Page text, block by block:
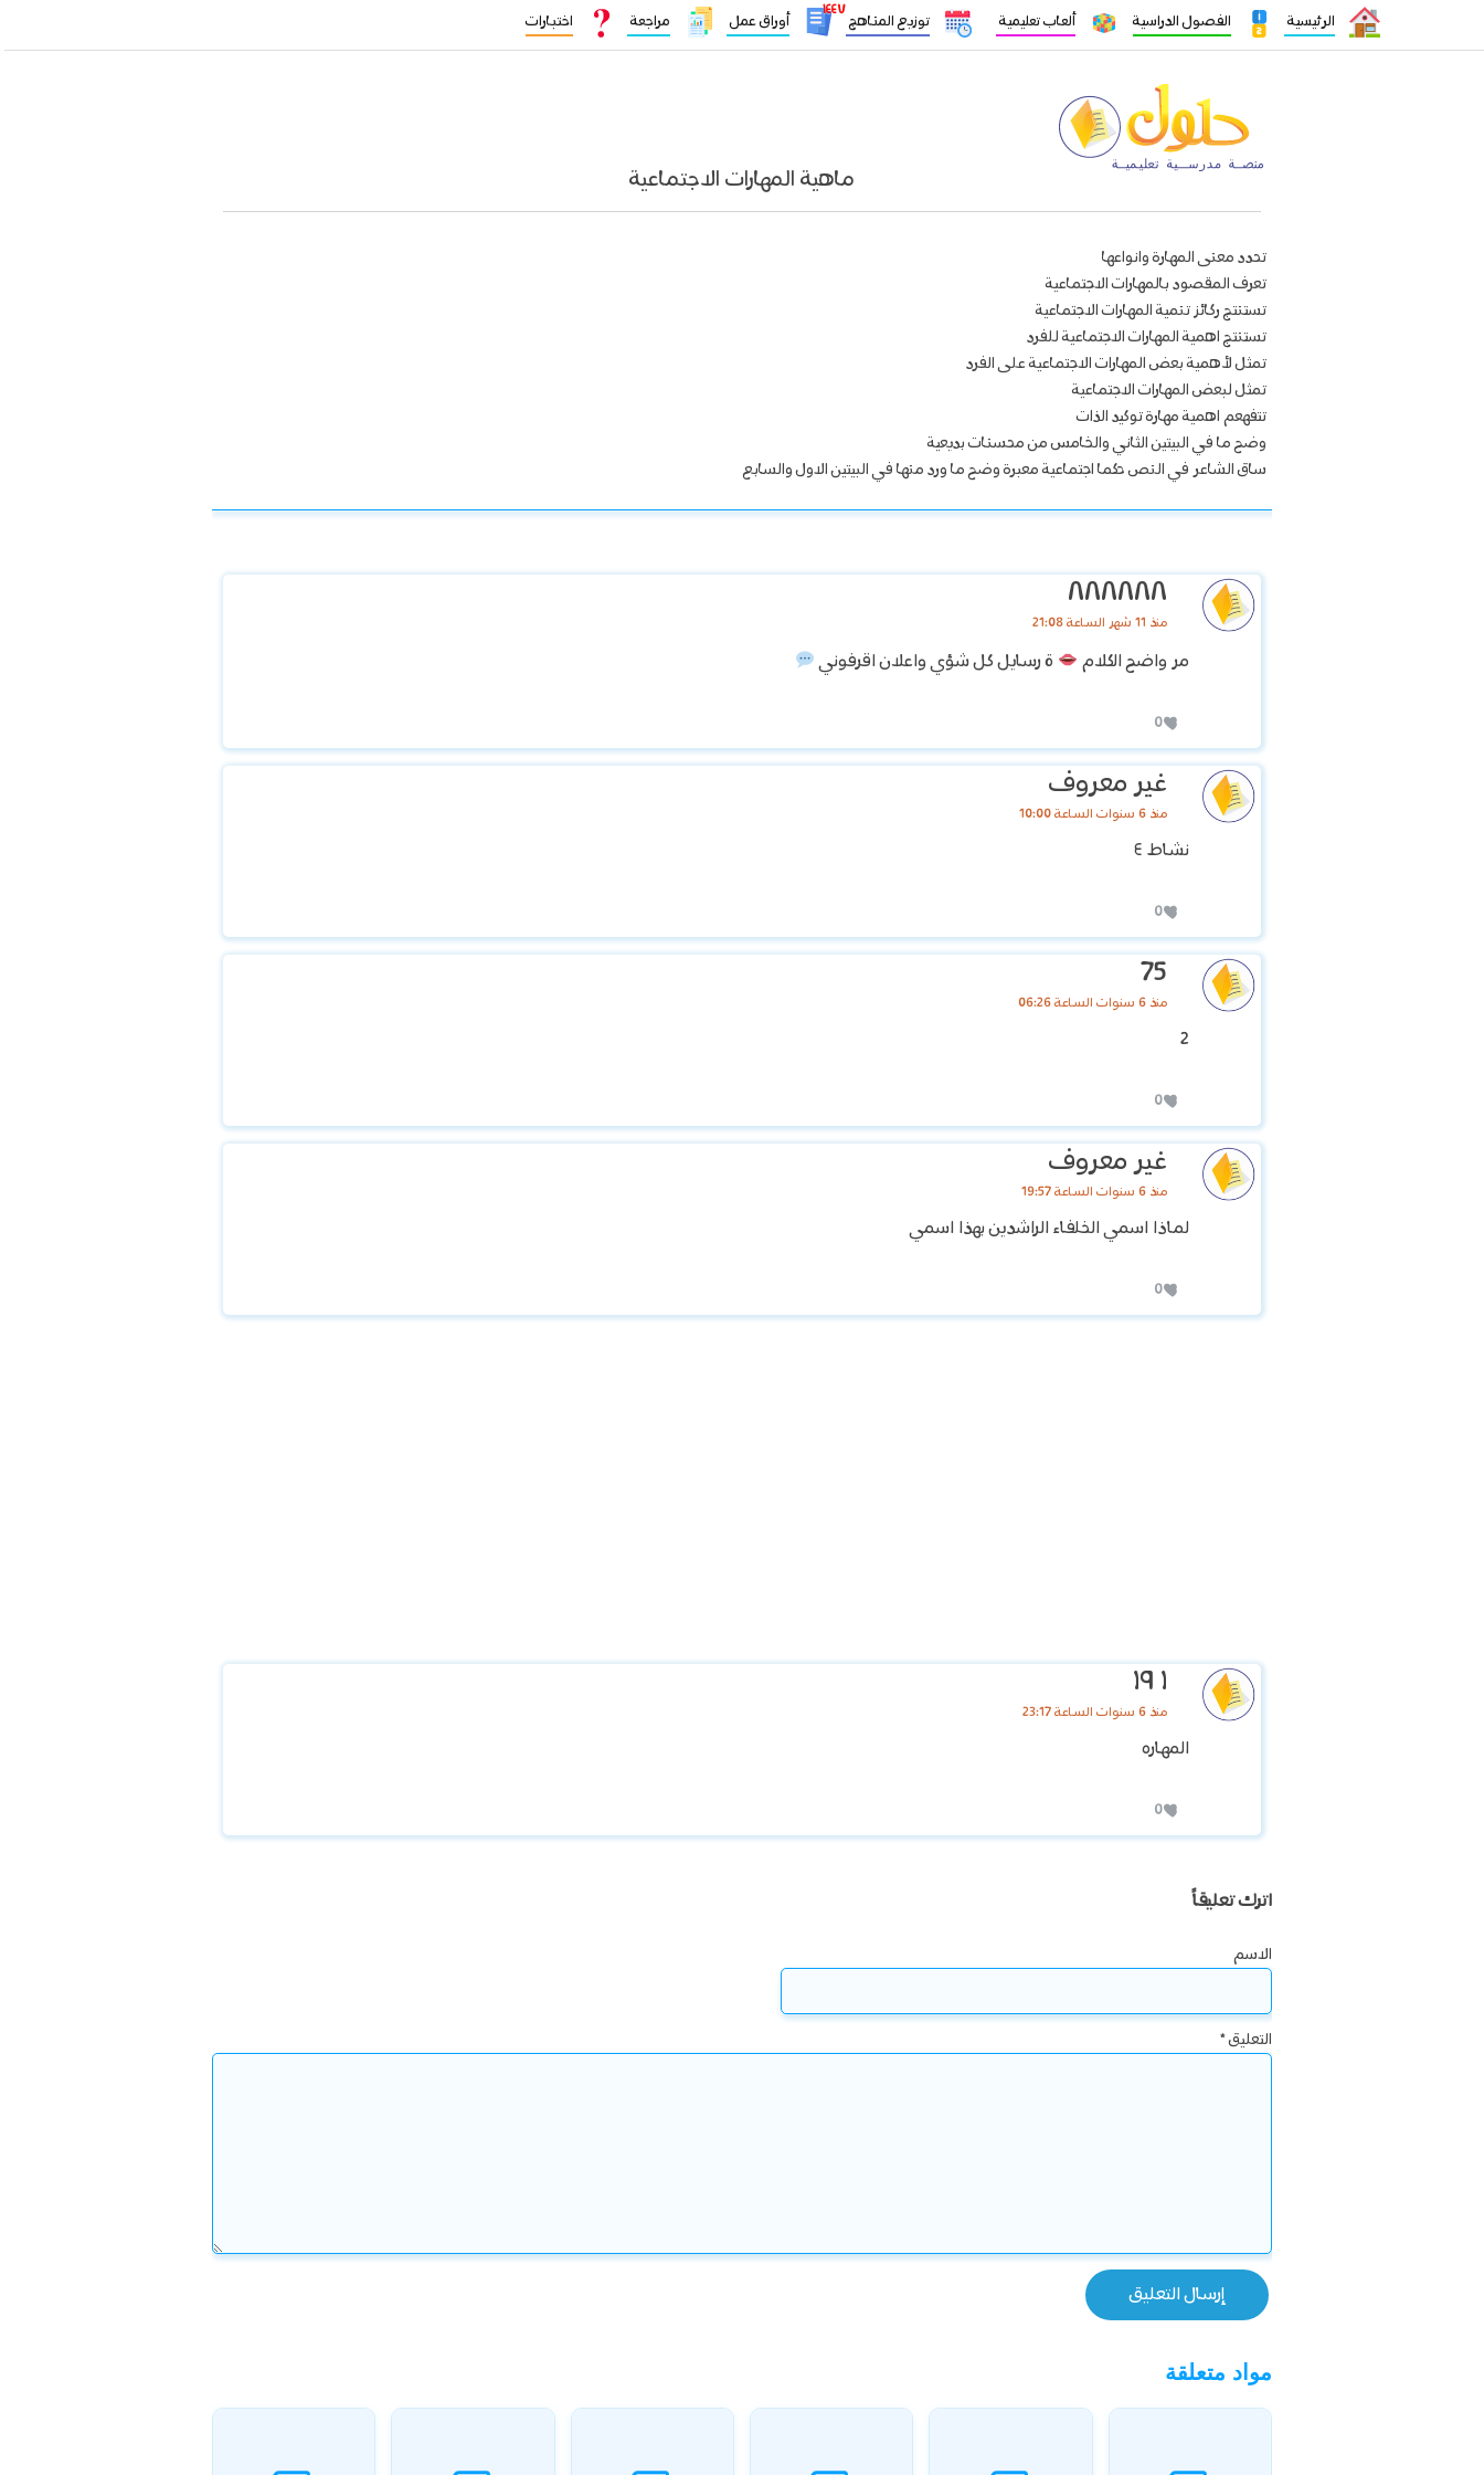
الرئيسية الفصول الدراسية ألعاب تعليمية توزيع المناهج
١٤٤٧
أوراق عمل مراجعة اختبارات
ماهية المهارات الاجتماعية
تحدد معنى المهارة وانواعها
تعرف المقصود بالمهارات الاجتماعية
تستنتج ركائز تنمية المهارات الاجتماعية
تستنتج اهمية المهارات الاجتماعية للفرد
تمثل لأهمية بعض المهارات الاجتماعية على الفرد
تمثل لبعض المهارات الاجتماعية
تتفهعم اهمية مهارة توكيد الذات
وضح ما في البيتين الثاني والخامس من محسنات بديعية
ساق الشاعر في النص حكما اجتماعية معبرة وضح ما ورد منها في البيتين الاول والسابع
٨٨٨٨٨٨
منذ 11 شهر الساعة 21:08
مر واضح الكلام ة رسايل كل شؤي واعلان اقرفوني
0
غير معروف
منذ 6 سنوات الساعة 10:00
نشاط ٤
0
75
منذ 6 سنوات الساعة 06:26
2
0
غير معروف
منذ 6 سنوات الساعة 19:57
لماذا اسمي الخلفاء الراشدين بهذا اسمي
0
١ ١٩
منذ 6 سنوات الساعة 23:17
المهاره
0
اترك تعليقاً
الاسم
التعليق*
مواد متعلقة